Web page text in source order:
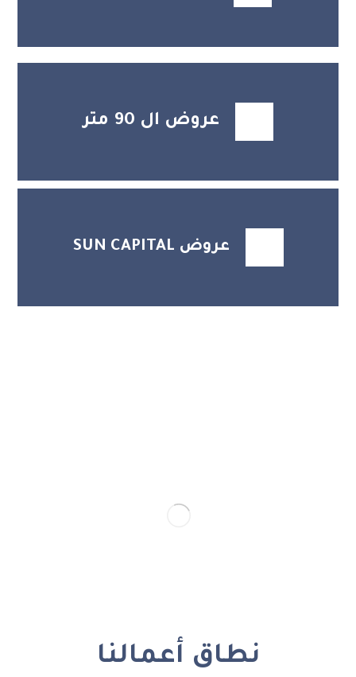
عروض ال 90 متر
عروض SUN CAPITAL
نطاق أعمالنا